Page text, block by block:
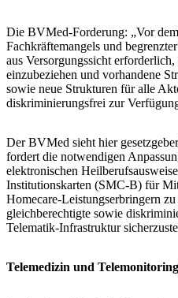
Die BVMed-Forderung: „Vor
Fachkräftemangels und
aus Versorgungssicht
einzubeziehen und vorhandene
sowie neue Strukturen für alle
diskriminierungsfrei zur
Der BVMed sieht hier
fordert die notwendigen
elektronischen
Institutionskarten (SMC-B) für
Homecare-Leistungserbringern
gleichberechtigte sowie
Telematik-Infrastruktur
Telemedizin und